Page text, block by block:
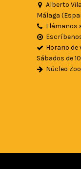
Alberto
Málaga
Llámanos
Horario de
Sábados de
Núcleo